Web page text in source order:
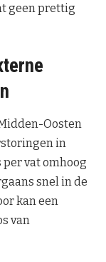
geen prettig
Oosten
in
vat omhoog
snel in de
kan een
van